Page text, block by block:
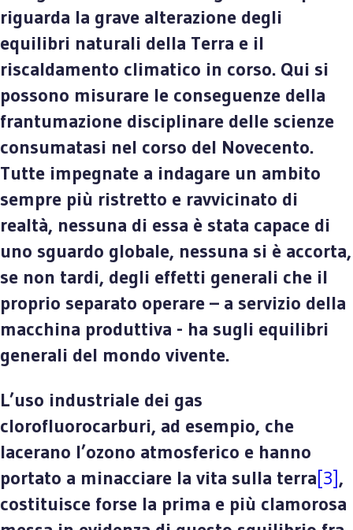
riguarda la grave alterazione degli
equilibri naturali della Terra e il
riscaldamento climatico in corso. Qui si
possono misurare le conseguenze della
frantumazione disciplinare delle scienze
consumatasi nel corso del Novecento.
Tutte impegnate a indagare un ambito
sempre più ristretto e ravvicinato di
realtà, nessuna di essa è stata capace di
uno sguardo globale, nessuna si è accorta,
se non tardi, degli effetti generali che il
proprio separato operare – a servizio della
macchina produttiva - ha sugli equilibri
generali del mondo vivente.
L’uso industriale dei gas
clorofluorocarburi, ad esempio, che
lacerano l’ozono atmosferico e hanno
portato a minacciare la vita sulla terra[3],
costituisce forse la prima e più clamorosa